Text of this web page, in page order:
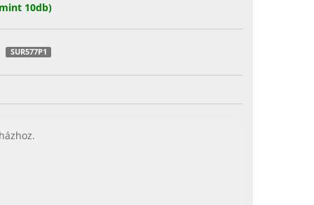
10db)
SUR577P1